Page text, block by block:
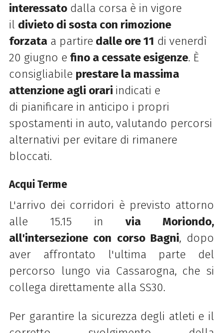
interessatodalla corsa è in vigore
il divieto di sosta con rimozione
forzataa partire dalle ore 11 di venerdì
20 giugno e fino a cessate esigenze. È
consigliabile prestare la massima
attenzione agli orari indicati e
di pianificare in anticipo i propri
spostamenti in auto, valutando percorsi
alternativi per evitare di rimanere
bloccati.
Acqui Terme
L'arrivo dei corridori è previsto attorno
alle 15.15 in via Moriondo,
all'intersezione con corso Bagni, dopo
aver affrontato l'ultima parte del
percorso lungo via Cassarogna, che si
collega direttamente alla SS30.
Per garantire la sicurezza degli atleti e il